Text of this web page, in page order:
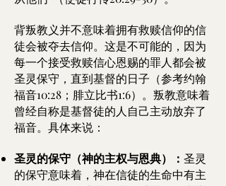
背叛教义并不意味着拥有救赎信仰的信
徒会被夺去信仰。这是不可能的，因为
每一个接受救赎信心恩赐的罪人都会被
圣灵保守，直到基督的日子（参考约翰
福音10:28；腓立比书1:6）。叛教意味着
曾经自称是基督徒的人自己主动放弃了
福音。具体来说：
圣灵的保守（神的主权与恩典）： 圣灵
的保守意味着，神在信徒的生命中有主